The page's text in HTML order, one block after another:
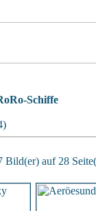
Schiffe
Bild(er) auf 28